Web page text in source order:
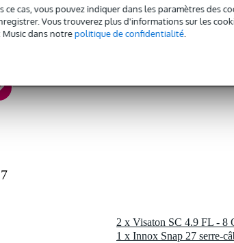
ce cas, vous pouvez indiquer dans les paramètres des
Vous trouverez plus d'informations sur les
dans notrepolitique de confidentialité.
1 x Innox Snap 27 serre-